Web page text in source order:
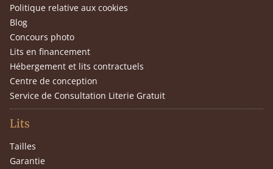
Politique relative aux cookies
Blog
Concours photo
Lits en financement
Hébergement et lits contractuels
Centre de conception
Service de Consultation Literie Gratuit
Lits
Tailles
Garantie